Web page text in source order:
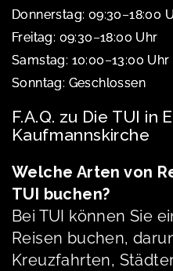
Donnerstag: 09:30–18:00
Freitag: 09:30–18:00 Uhr
Samstag: 10:00–13:00 Uhr
Sonntag: Geschlossen
F.A.Q. zu Die TUI in
Kaufmannskirche
Welche Arten von
TUI buchen?
Bei TUI können Sie
Reisen buchen,
Kreuzfahrten,